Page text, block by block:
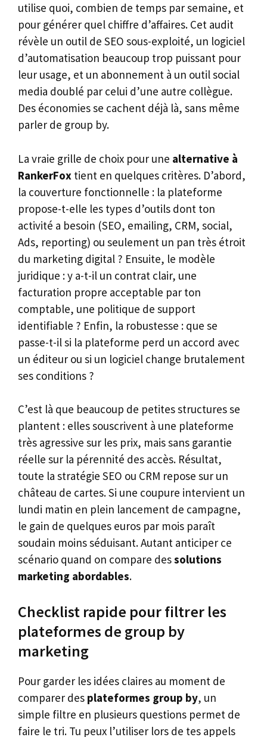
utilise quoi, combien de temps par semaine, et
pour générer quel chiffre d’affaires. Cet audit
révèle un outil de SEO sous-exploité, un logiciel
d’automatisation beaucoup trop puissant pour
leur usage, et un abonnement à un outil social
media doublé par celui d’une autre collègue.
Des économies se cachent déjà là, sans même
parler de group by.
La vraie grille de choix pour une alternative à
RankerFox tient en quelques critères. D’abord,
la couverture fonctionnelle : la plateforme
propose-t-elle les types d’outils dont ton
activité a besoin (SEO, emailing, CRM, social,
Ads, reporting) ou seulement un pan très étroit
du marketing digital ? Ensuite, le modèle
juridique : y a-t-il un contrat clair, une
facturation propre acceptable par ton
comptable, une politique de support
identifiable ? Enfin, la robustesse : que se
passe-t-il si la plateforme perd un accord avec
un éditeur ou si un logiciel change brutalement
ses conditions ?
C’est là que beaucoup de petites structures se
plantent : elles souscrivent à une plateforme
très agressive sur les prix, mais sans garantie
réelle sur la pérennité des accès. Résultat,
toute la stratégie SEO ou CRM repose sur un
château de cartes. Si une coupure intervient un
lundi matin en plein lancement de campagne,
le gain de quelques euros par mois paraît
soudain moins séduisant. Autant anticiper ce
scénario quand on compare dessolutions
marketing abordables.
Checklist rapide pour filtrer les
plateformes de group by
marketing
Pour garder les idées claires au moment de
comparer des plateformes group by, un
simple filtre en plusieurs questions permet de
faire le tri. Tu peux l’utiliser lors de tes appels